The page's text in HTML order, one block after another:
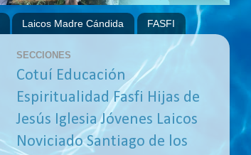
Laicos Madre Cándida FASFI
SECCIONES
Cotuí Educación
Espiritualidad Fasfi Hijas de
Jesús Iglesia Jóvenes Laicos
Noviciado Santiago de los